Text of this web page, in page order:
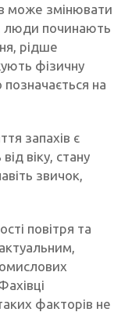
може змінювати
люди починають
рідше
фізичну
на
запахів є
віку, стану
звичок,
повітря та
факторів не